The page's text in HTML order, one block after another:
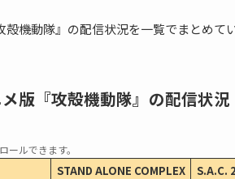
殻機動隊』の配信状況を一覧でまとめてい
版『攻殻機動隊』の配信状況
STAND ALONE COMPLEX S.A.C.